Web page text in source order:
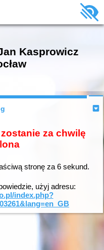
Kasprowicz
za chwilę
stronę za 6sekund.
użyj adresu:
index.php?